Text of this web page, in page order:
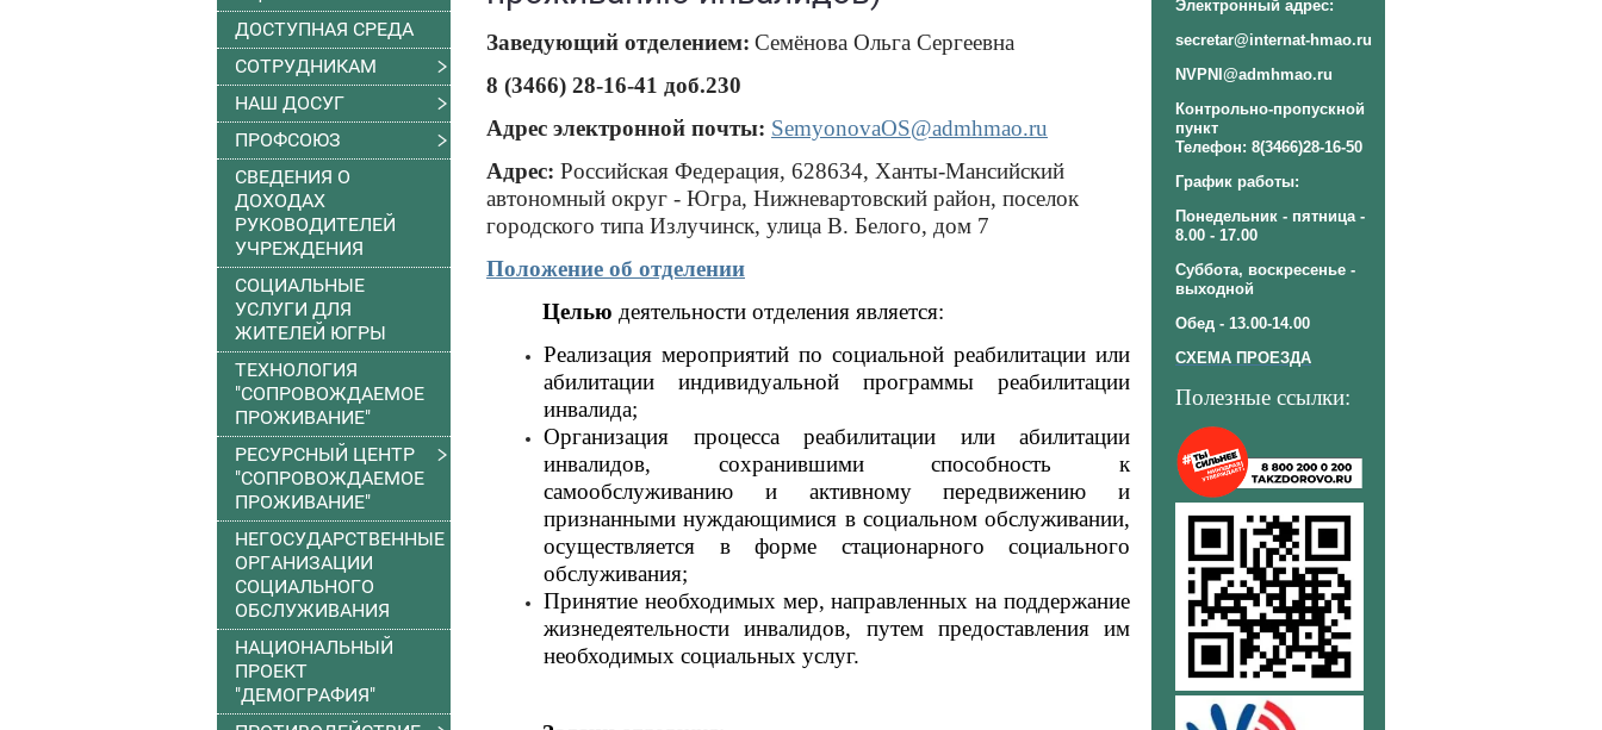
ДОСТУПНАЯ СРЕДА
СОТРУДНИКАМ
НАШ ДОСУГ
ПРОФСОЮЗ
СВЕДЕНИЯ О
ДОХОДАХ
РУКОВОДИТЕЛЕЙ
УЧРЕЖДЕНИЯ
СОЦИАЛЬНЫЕ
УСЛУГИ ДЛЯ
ЖИТЕЛЕЙ ЮГРЫ
ТЕХНОЛОГИЯ
"СОПРОВОЖДАЕМОЕ
ПРОЖИВАНИЕ"
РЕСУРСНЫЙ ЦЕНТР
"СОПРОВОЖДАЕМОЕ
ПРОЖИВАНИЕ"
НЕГОСУДАРСТВЕННЫЕ
ОРГАНИЗАЦИИ
СОЦИАЛЬНОГО
ОБСЛУЖИВАНИЯ
НАЦИОНАЛЬНЫЙ
ПРОЕКТ
"ДЕМОГРАФИЯ"
Электронный адрес:
secretar@internat-hmao.ru
NVPNI@admhmao.ru
Контрольно-пропускной
пункт
Телефон: 8(3466)28-16-50
График работы:
Понедельник - пятница -
8.00 - 17.00
Суббота, воскресенье -
выходной
Обед - 13.00-14.00
СХЕМА ПРОЕЗДА
Полезные ссылки:
Заведующий отделением: Семёнова Ольга Сергеевна
8 (3466) 28-16-41 доб.230
Адрес электронной почты: SemyonovaOS@admhmao.ru
Адрес: Российская Федерация, 628634, Ханты-Мансийский
автономный округ - Югра, Нижневартовский район, поселок
городского типа Излучинск, улица В. Белого, дом 7
Положение об отделении
Целью деятельности отделения является:
Реализация мероприятий по социальной реабилитации или
абилитации индивидуальной программы реабилитации
инвалида;
Организация процесса реабилитации или абилитации
инвалидов, сохранившими способность к
самообслуживанию и активному передвижению и
признанными нуждающимися в социальном обслуживании,
осуществляется в форме стационарного социального
обслуживания;
Принятие необходимых мер, направленных на поддержание
жизнедеятельности инвалидов, путем предоставления им
необходимых социальных услуг.